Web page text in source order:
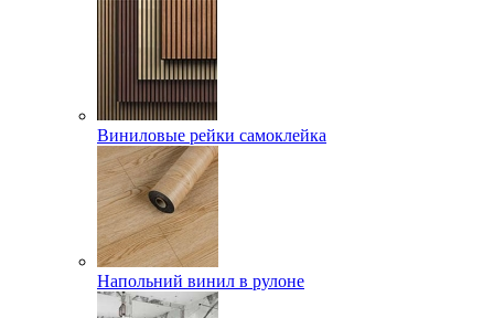
Виниловые рейки самоклейка
Напольний винил в рулоне